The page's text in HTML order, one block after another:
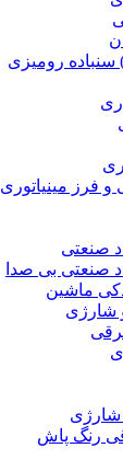
رومیزی
و فرز مینیاتوری
صنعتی
صنعتی بی صدا
ماشین
شارژی
شارژی
رنگ پاش